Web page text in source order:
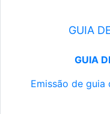
GUIA
GUIA
Emissão de